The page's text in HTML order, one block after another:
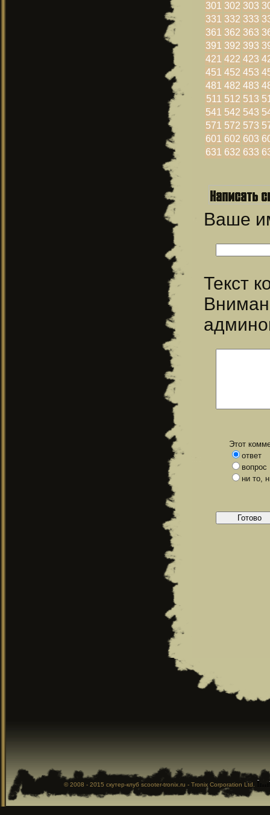
301 302 303
331 332 333
361 362 363
391 392 393
421 422 423
451 452 453
481 482 483
511 512 513
541 542 543
571 572 573
601 602 603
631 632 633
Ваше
Текст
Этот
ответ
вопрос
ни то,
© 2008 - 2015 скутер-клуб scooter-tronix.ru - Tronix Corporation Ltd.